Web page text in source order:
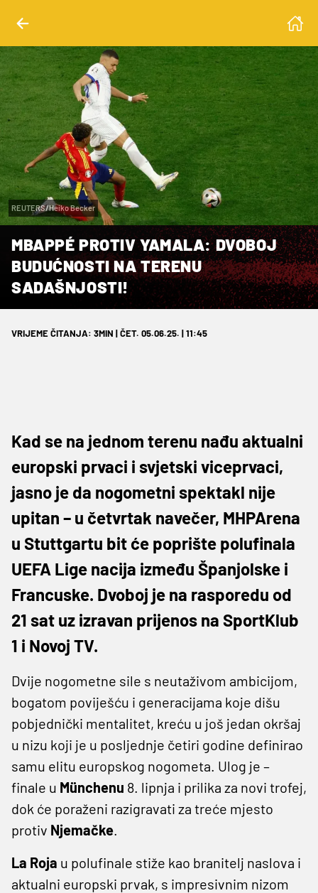
REUTERS/Heiko Becker
MBAPPÉ PROTIV YAMALA: DVOBOJ
BUDUĆNOSTI NA TERENU
SADAŠNJOSTI!
VRIJEME ČITANJA: 3MIN | ČET. 05.06.25. | 11:45
Kad se na jednom terenu nađu aktualni
europski prvaci i svjetski viceprvaci,
jasno je da nogometni spektakl nije
upitan – u četvrtak navečer, MHPArena
u Stuttgartu bit će poprište polufinala
UEFA Lige nacija između Španjolske i
Francuske. Dvoboj je na rasporedu od
21 sat uz izravan prijenos na SportKlub
1 i Novoj TV.
Dvije nogometne sile s neutaživom ambicijom,
bogatom poviješću i generacijama koje dišu
pobjednički mentalitet, kreću u još jedan okršaj
u nizu koji je u posljednje četiri godine definirao
samu elitu europskog nogometa. Ulog je –
finale u Münchenu 8. lipnja i prilika za novi trofej,
dok će poraženi razigravati za treće mjesto
protiv Njemačke.
La Roja u polufinale stiže kao branitelj naslova i
aktualni europski prvak, s impresivnim nizom